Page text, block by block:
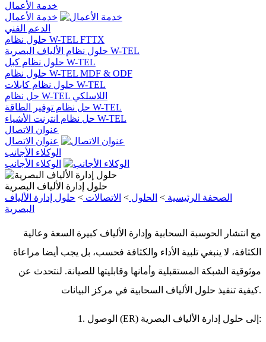
خدمة الأعمال
خدمة الأعمال
الدعم الفني
حلول نظام W-TEL FTTX
حلول نظام الألياف البصرية W-TEL
حلول نظام كبل W-TEL
حلول نظام W-TEL MDF & ODF
حلول نظام كابلات W-TEL
حل نظام W-TEL اللاسلكي
حل نظام توفير الطاقة W-TEL
حل نظام انترنت الأشياء W-TEL
عنوان الاتصال
عنوان الاتصال
الوكلاء الأجانب
الوكلاء الأجانب
حلول إدارة الألياف البصرية
الصحفة الرئيسية > الحلول > الاتصالات > حلول إدارة الألياف
البصرية
مع انتشار الحوسبة السحابية وإدارة الألياف كبيرة السعة وعالية
الكثافة، لا ينبغي تلبية الأداء والكثافة فحسب، بل يجب أيضا مراعاة
موثوقية الشبكة المستقبلية وأمانها وقابليتها للصيانة. لنتحدث عن
كيفية تنفيذ حلول الألياف السحابية في مركز البيانات.
1. الوصول (ER) إلى حلول إدارة الألياف البصرية: